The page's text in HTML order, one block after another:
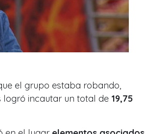
el grupo estaba robando,
logró incautar un total de 19,75